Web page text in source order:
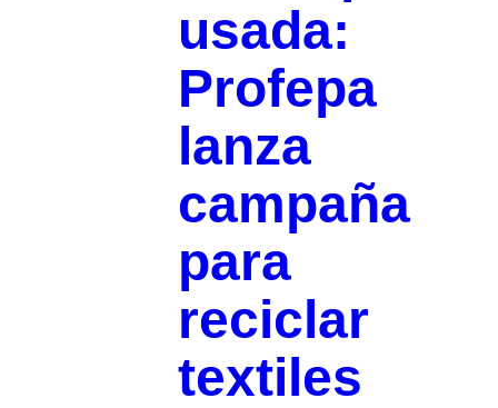
usada:
Profepa
lanza
campaña
para
reciclar
textiles